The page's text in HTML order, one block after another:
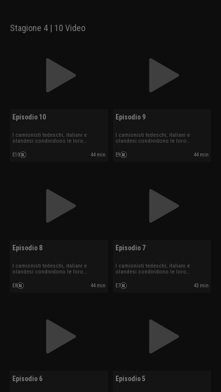
Stagione 4 | 10 Video
Episodio 10
I camionisti tedeschi, italiani e
olandesi condividono le loro
E10 44 min
Episodio 9
I camionisti tedeschi, italiani e
olandesi condividono le loro
E9 44 min
Episodio 8
I camionisti tedeschi, italiani e
olandesi condividono le loro
E8 44 min
Episodio 7
I camionisti tedeschi, italiani e
olandesi condividono le loro
E7 43 min
Episodio 6 Episodio 5